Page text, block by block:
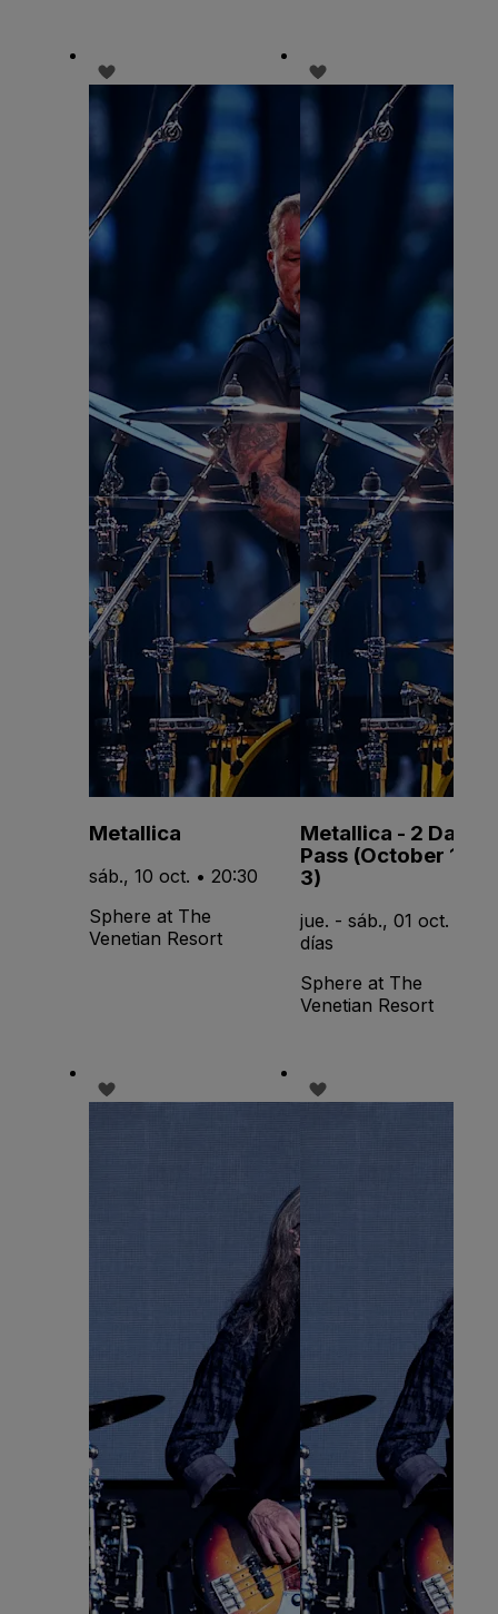
Metallica
sáb., 10 oct. • 20:30
Sphere at The
Venetian Resort
Metallica - 2 Day
Pass (October 1 &
3)
jue. - sáb., 01 oct. • 3
días
Sphere at The
Venetian Resort